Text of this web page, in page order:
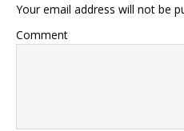
Your email address will not be
Comment